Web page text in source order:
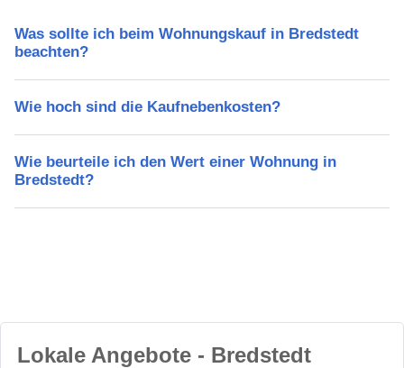
Was sollte ich beim Wohnungskauf in Bredstedt
beachten?
Wie hoch sind die Kaufnebenkosten?
Wie beurteile ich den Wert einer Wohnung in
Bredstedt?
Lokale Angebote - Bredstedt